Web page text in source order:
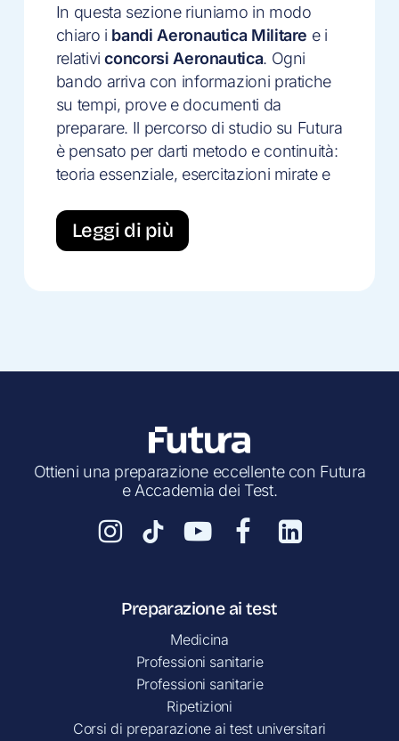
In questa sezione riuniamo in modo
chiaro i bandi Aeronautica Militare e i
relativiconcorsi Aeronautica. Ogni
bando arriva con informazioni pratiche
su tempi, prove e documenti da
preparare. Il percorso di studio su Futura
è pensato per darti metodo e continuità:
teoria essenziale, esercitazioni mirate e
giorno delle selezioni.
Leggi di più
Ottieni una preparazione eccellente con Futura
e Accademia dei Test.
Preparazione ai test
Medicina
Professioni sanitarie
Professioni sanitarie
Ripetizioni
Corsi di preparazione ai test universitari